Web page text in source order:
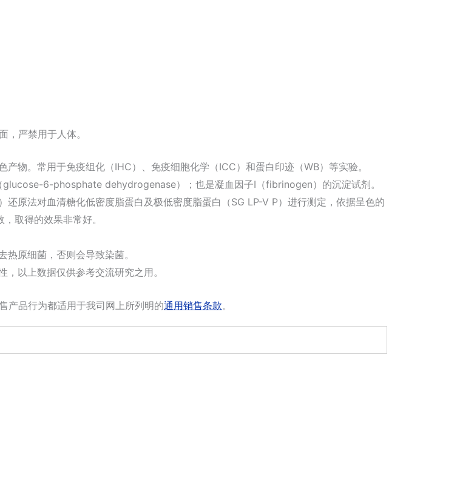
，严禁用于人体。
物。常用于免疫组化（IHC）、免疫细胞化学（ICC）和蛋白印迹（WB）等实验。
6-phosphate dehydrogenase）；也是凝血因子I（fibrinogen）的沉淀试剂。
原法对血清糖化低密度脂蛋白及极低密度脂蛋白（SG LP-V P）进行测定，依据呈色的
取得的效果非常好。
原细菌，否则会导致染菌。
以上数据仅供参考交流研究之用。
产品行为都适用于我司网上所列明的通用销售条款。